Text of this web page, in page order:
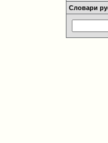
Словари